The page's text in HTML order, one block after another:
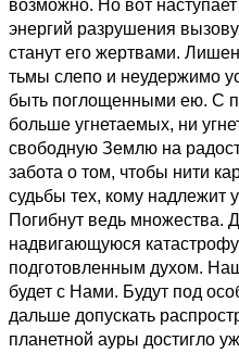
возможно. Но вот
энергий разрушения
станут его жертвами.
тьмы слепо и неудержимо
быть поглощенными ею. С
больше угнетаемых, ни
свободную Землю на
забота о том, чтобы нити
судьбы тех, кому надлежит
Погибнут ведь множества.
надвигающуюся катастрофу
подготовленным духом.
будет с Нами. Будут под
дальше допускать
планетной ауры достигло